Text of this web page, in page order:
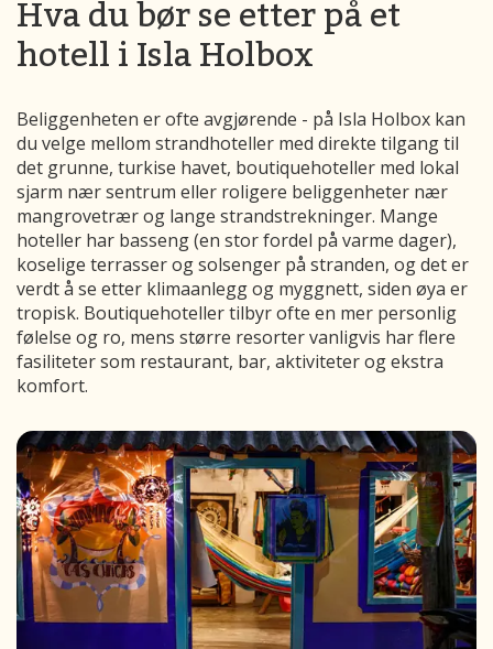
Hva du bør se etter på et
hotell i Isla Holbox
Beliggenheten er ofte avgjørende - på Isla Holbox kan
du velge mellom strandhoteller med direkte tilgang til
det grunne, turkise havet, boutiquehoteller med lokal
sjarm nær sentrum eller roligere beliggenheter nær
mangrovetrær og lange strandstrekninger. Mange
hoteller har basseng (en stor fordel på varme dager),
koselige terrasser og solsenger på stranden, og det er
verdt å se etter klimaanlegg og myggnett, siden øya er
tropisk. Boutiquehoteller tilbyr ofte en mer personlig
følelse og ro, mens større resorter vanligvis har flere
fasiliteter som restaurant, bar, aktiviteter og ekstra
komfort.